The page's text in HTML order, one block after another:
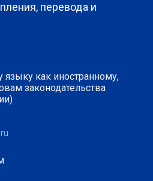
перевода и
как иностранному,
законодательства